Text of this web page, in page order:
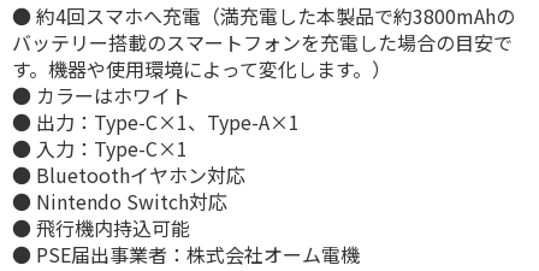
● 約4回スマホへ充電（満充電した本製品で約3800mAhの
バッテリー搭載のスマートフォンを充電した場合の目安で
す。機器や使用環境によって変化します。）
● カラーはホワイト
● 出力：Type-C×1、Type-A×1
● 入力：Type-C×1
● Bluetoothイヤホン対応
● Nintendo Switch対応
● 飛行機内持込可能
● PSE届出事業者：株式会社オーム電機